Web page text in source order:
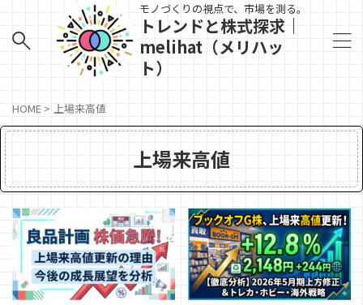
モノづくりの視点で、市場を測る。
トレンドと株式探求｜
melihat（メリハッ
ト）
HOME > 上場来高値
上場来高値